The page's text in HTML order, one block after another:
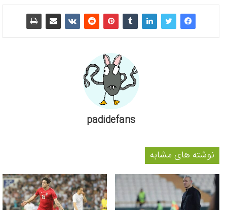
padidefans
نوشته های مشابه